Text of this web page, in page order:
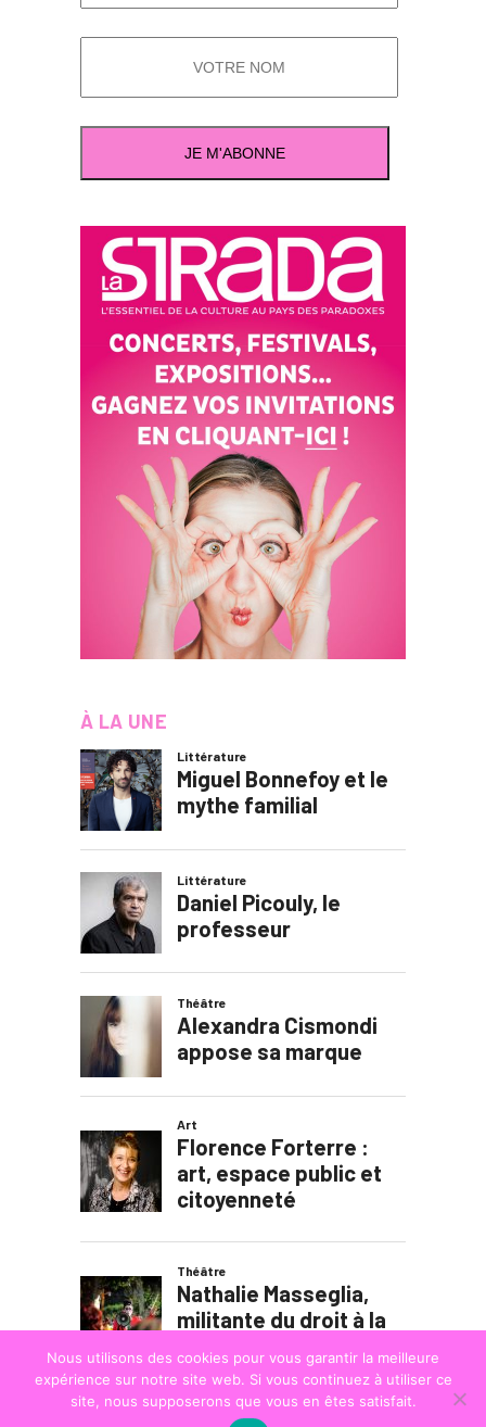
À LA UNE
Nous utilisons des cookies pour vous garantir la meilleure
expérience sur notre site web. Si vous continuez à utiliser ce
site, nous supposerons que vous en êtes satisfait.